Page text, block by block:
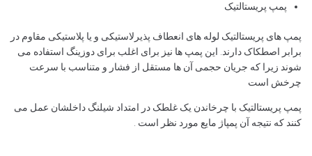
پمپ پریستالتیک
پمپ های پریستالتیک لوله های انعطاف پذیرلاستیکی و یا پلاستیکی مقاوم در
برابر اصطکاک دارند. این پمپ ها نیز برای اغلب برای دوزینگ استفاده می
شوند زیرا که جریان حجمی آن ها مستقل از فشار و متناسب با سرعت
چرخش است
پمپ پریستالتیک با چرخاندن یک غلطک در امتداد شیلنگ داخلشان عمل می
کنند که نتیجه آن پمپاژ مایع مورد نظر است .